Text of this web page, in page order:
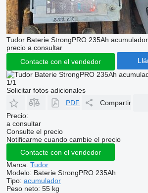
Tudor Baterie StrongPRO 235Ah
precio a consultar
Contacte con el vendedor
1/1
Solicitar fotos adicionales
PDF
Compartir
Precio:
a consultar
Consulte el precio
Notificarme cuando cambie el precio
Contacte con el vendedor
Marca: Tudor
Modelo: Baterie StrongPRO 235Ah
Tipo: acumulador
Peso neto: 55 kg